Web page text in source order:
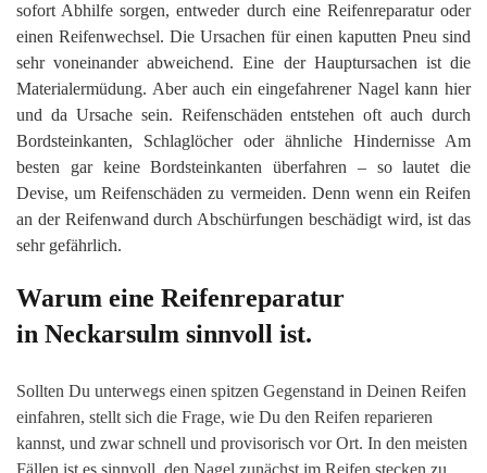
sofort Abhilfe sorgen, entweder durch eine Reifenreparatur oder
einen Reifenwechsel. Die Ursachen für einen kaputten Pneu sind
sehr voneinander abweichend. Eine der Hauptursachen ist die
Materialermüdung. Aber auch ein eingefahrener Nagel kann hier
und da Ursache sein. Reifenschäden entstehen oft auch durch
Bordsteinkanten, Schlaglöcher oder ähnliche Hindernisse Am
besten gar keine Bordsteinkanten überfahren – so lautet die
Devise, um Reifenschäden zu vermeiden. Denn wenn ein Reifen
an der Reifenwand durch Abschürfungen beschädigt wird, ist das
sehr gefährlich.
Warum eine Reifenreparatur
in Neckarsulm sinnvoll ist.
Sollten Du unterwegs einen spitzen Gegenstand in Deinen Reifen
einfahren, stellt sich die Frage, wie Du den Reifen reparieren
kannst, und zwar schnell und provisorisch vor Ort. In den meisten
Fällen ist es sinnvoll, den Nagel zunächst im Reifen stecken zu